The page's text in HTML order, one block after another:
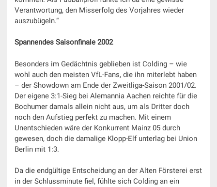
Verantwortung, den Misserfolg des Vorjahres wieder
auszubügeln.“
Spannendes Saisonfinale 2002
Besonders im Gedächtnis geblieben ist Colding – wie
wohl auch den meisten VfL-Fans, die ihn miterlebt haben
– der Showdown am Ende der Zweitliga-Saison 2001/02.
Der eigene 3:1-Sieg bei Alemannia Aachen reichte für die
Bochumer damals allein nicht aus, um als Dritter doch
noch den Aufstieg perfekt zu machen. Mit einem
Unentschieden wäre der Konkurrent Mainz 05 durch
gewesen, doch die damalige Klopp-Elf unterlag bei Union
Berlin mit 1:3.
Da die endgültige Entscheidung an der Alten Försterei erst
in der Schlussminute fiel, fühlte sich Colding an ein